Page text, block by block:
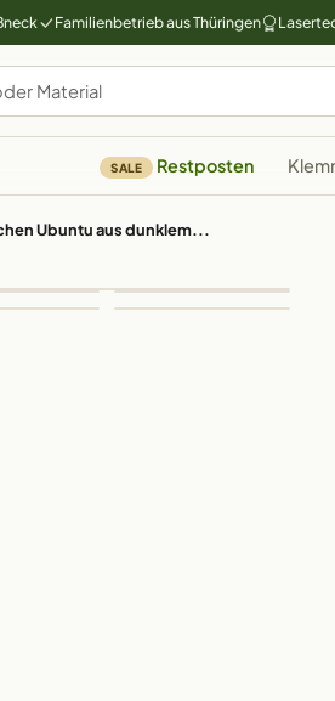
Familienbetrieb aus Thüringen
SALE Restposten
Ubuntu aus dunklem...